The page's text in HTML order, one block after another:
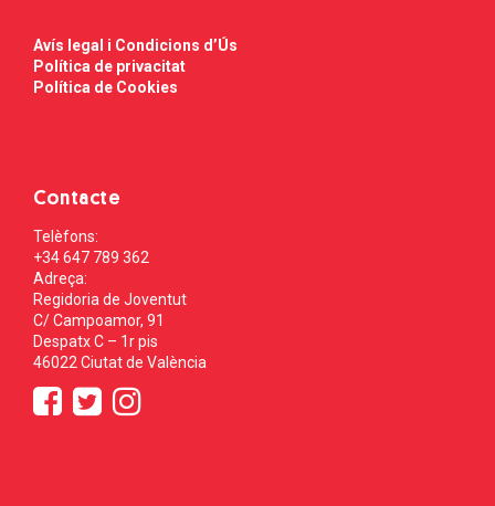
Avís legal i Condicions d’Ús
Política de privacitat
Política de Cookies
Contacte
Telèfons:
+34 647 789 362
Adreça:
Regidoria de Joventut
C/ Campoamor, 91
Despatx C – 1r pis
46022 Ciutat de València